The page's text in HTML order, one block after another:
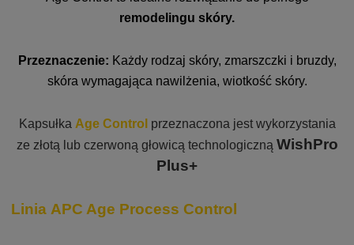
remodelingu skóry.
Przeznaczenie: Każdy rodzaj skóry, zmarszczki i bruzdy,
skóra wymagająca nawilżenia, wiotkość skóry.
Kapsułka Age Control przeznaczona jest wykorzystania
ze złotą lub czerwoną głowicą technologiczną WishPro
Plus+
Linia APC Age Process Control